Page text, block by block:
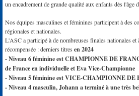
un encadrement de grande qualité aux enfants dès l'âge
Nos équipes masculines et féminines participent à des
régionales et nationales.
L'ASC a participé à de nombreuses finales nationales et
récompensée : derniers titres en 2024
- Niveau 6 féminine est CHAMPIONNE DE
de France en individuelle et Eva Vice-Championne
- Niveau 5 féminineest VICE-CHAMPIONNE DE
- Niveau 4 masculin, Johann a terminé à une très